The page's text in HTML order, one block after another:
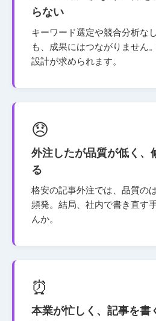
らない
キーワード選定や競合分析な
も、成果にはつながりません
設計が求められます。
😞
外注したが品質が低く、
る
格安の記事外注では、品質の
頻発。結局、社内で書き直す
んか。
⏰
本業が忙しく、記事を書